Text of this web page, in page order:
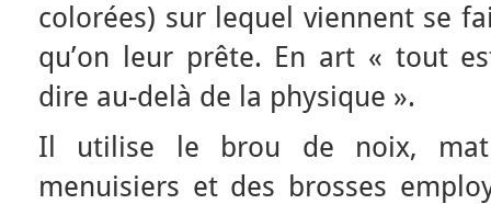
colorées) sur lequel viennent se
qu’on leur prête. En art « tout
dire au-delà de la physique ».
Il utilise le brou de noix,
menuisiers et des brosses